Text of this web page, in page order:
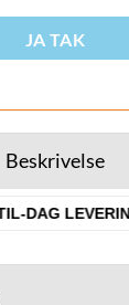
JA TAK
Beskrivelse
DAG LEVERING